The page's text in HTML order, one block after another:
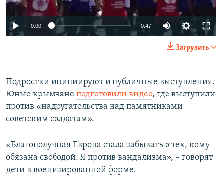
0:00 0:47
Загрузить
Подростки инициируют и публичные выступления.
Юные крымчане подготовили видео, где выступили
против «надругательства над памятниками
советским солдатам».
«Благополучная Европа стала забывать о тех, кому
обязана свободой. Я против вандализма», – говорят
дети в военизированной форме.